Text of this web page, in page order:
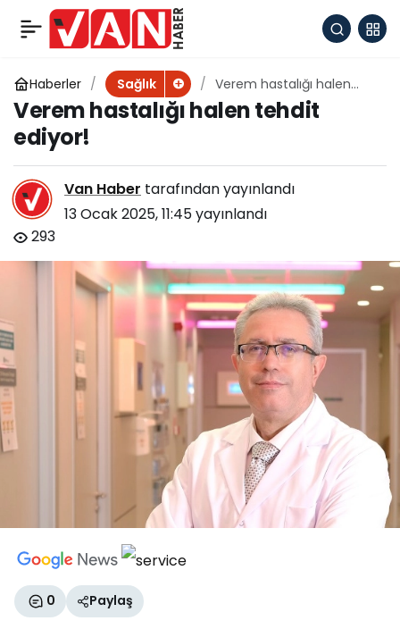
Haberler Sağlık
Verem hastalığı halen
tehdit ediyor!
Verem hastalığı halen tehdit
ediyor!
Van Haber tarafından yayınlandı
13 Ocak 2025, 11:45yayınlandı
293
0 Paylaş
Kulaklıkla ve yüksek
sesle müzik dinleyenler
dikkat!
Paylaş